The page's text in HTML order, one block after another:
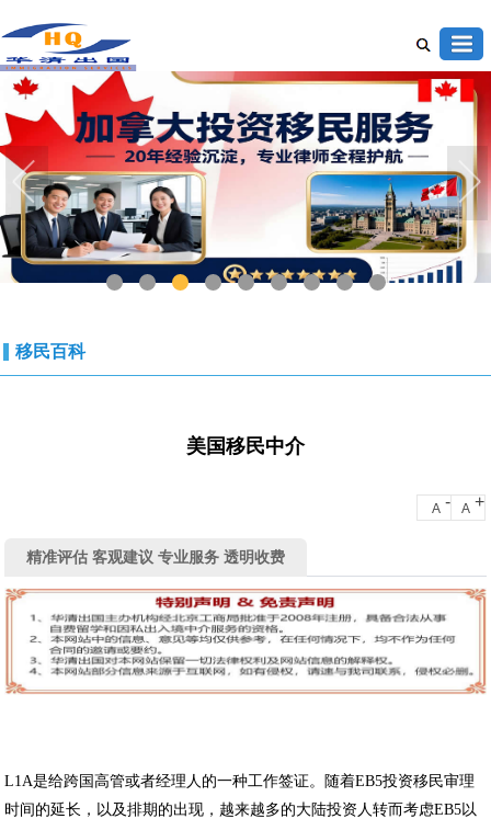
1 2 3 4 5 7 8 9
移民百科
美国移民中介
A - A +
精准评估 客观建议 专业服务 透明收费
L1A是给跨国高管或者经理人的一种工作签证。随着EB5投资移民审理
时间的延长，以及排期的出现，越来越多的大陆投资人转而考虑EB5以